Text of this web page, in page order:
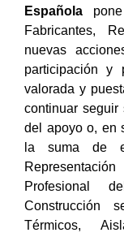
Española
Fabricantes,
nuevas
participación y
valorada y
continuar seguir
del apoyo o, en
la suma de
Profesional
Construcción
Térmicos,